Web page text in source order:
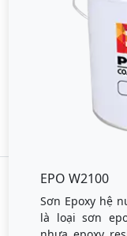
EPO W2100
Sơn Epoxy hệ
là loại sơn